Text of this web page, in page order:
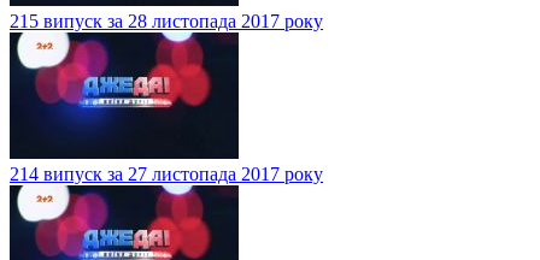
215 випуск за 28 листопада 2017 року
214 випуск за 27 листопада 2017 року